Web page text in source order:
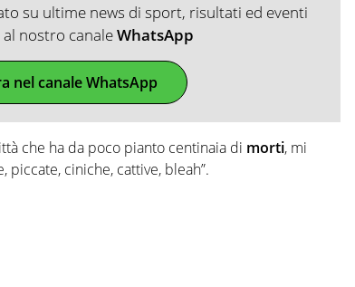
su ultime news di sport, risultati ed eventi
al nostro canaleWhatsApp
nel canale WhatsApp
che ha da poco pianto centinaia di morti, mi
piccate, ciniche, cattive, bleah”.